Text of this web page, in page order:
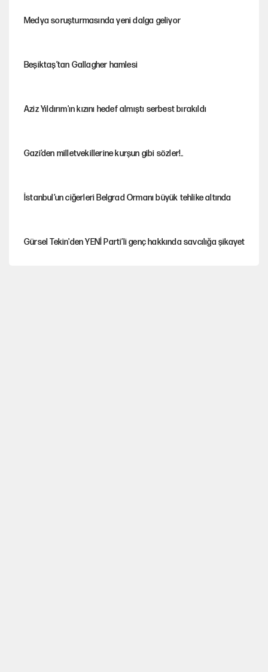
Medya soruşturmasında yeni dalga geliyor
Beşiktaş’tan Gallagher hamlesi
Aziz Yıldırım'ın kızını hedef almıştı serbest bırakıldı
Gazi’den milletvekillerine kurşun gibi sözler!..
İstanbul’un ciğerleri Belgrad Ormanı büyük tehlike altında
Gürsel Tekin'den YENİ Parti’li genç hakkında savcılığa şikayet